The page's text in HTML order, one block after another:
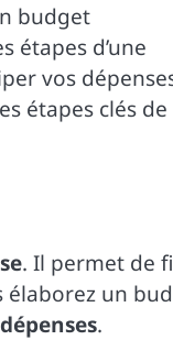
budget
étapes d’une
vos
étapes clés de
. Il permet de
élaborez un
dépenses.